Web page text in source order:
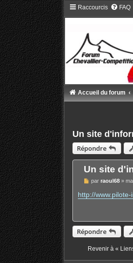
Raccourcis FAQ
Accueil du forum
Un site
Répondre
Un site
M
s
s
parraoul68 »
http://
Répondre
Revenir à «